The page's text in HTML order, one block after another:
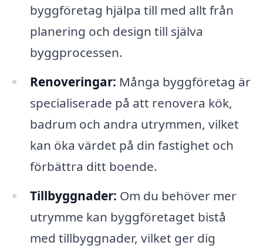
byggföretag hjälpa till med allt från
planering och design till själva
byggprocessen.
Renoveringar: Många byggföretag är
specialiserade på att renovera kök,
badrum och andra utrymmen, vilket
kan öka värdet på din fastighet och
förbättra ditt boende.
Tillbyggnader: Om du behöver mer
utrymme kan byggföretaget bistå
med tillbyggnader, vilket ger dig